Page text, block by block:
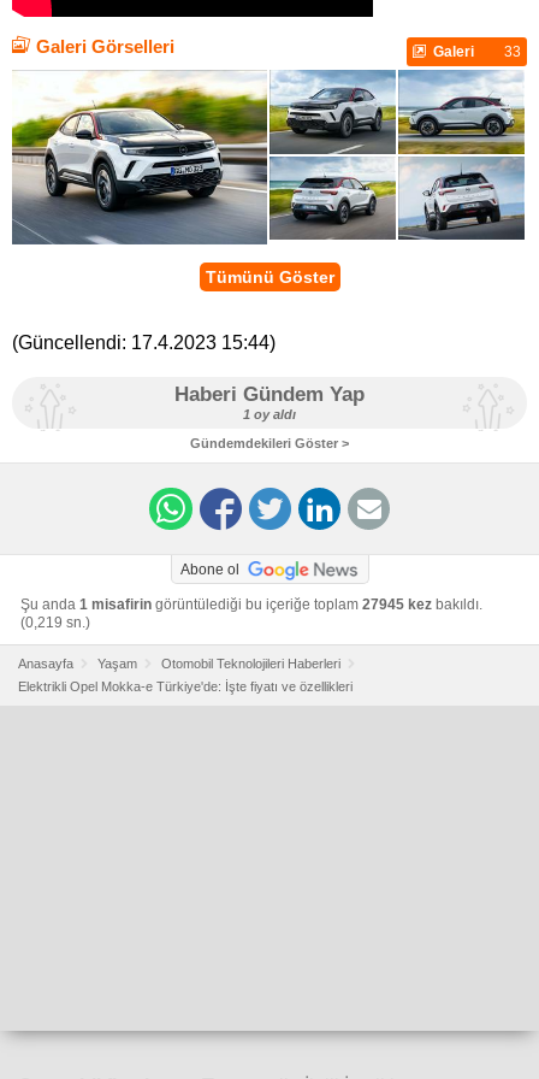
Galeri Görselleri Galeri 33
Tümünü Göster
(Güncellendi: 17.4.2023 15:44)
Haberi Gündem Yap
1 oy aldı
Gündemdekileri Göster >
Abone ol
Şu anda 1 misafirin görüntülediği bu içeriğe toplam 27945 kez bakıldı.
(0,219 sn.)
Anasayfa Yaşam
Otomobil Teknolojileri Haberleri
Elektrikli Opel Mokka-e Türkiye'de: İşte fiyatı ve özellikleri